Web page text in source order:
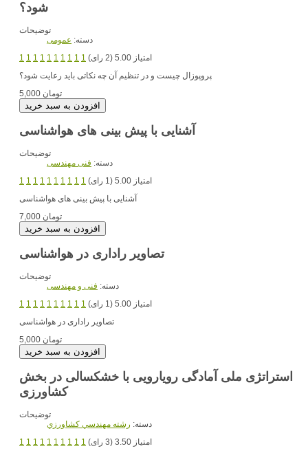
شود؟
توضیحات
دسته: عمومی
1 1 1 1 1 1 1 1 1 1
امتیاز 5.00 (2 رای)
پروپوزال چیست و در تنظیم آن چه نکاتی باید رعایت شود؟
5,000 تومان
آشنایی با پیش بینی های هواشناسی
توضیحات
دسته: فنی مهندسی
1 1 1 1 1 1 1 1 1 1
امتیاز 5.00 (1 رای)
آشنایی با پیش بینی های هواشناسی
7,000 تومان
تصاویر راداری در هواشناسی
توضیحات
دسته: فنی و مهندسی
1 1 1 1 1 1 1 1 1 1
امتیاز 5.00 (1 رای)
5,000 تومان
استراتژی ملی آمادگی رویارویی با خشکسالی در بخش
کشاورزی
توضیحات
دسته: رشته مهندسي کشاورزي
1 1 1 1 1 1 1 1 1 1
امتیاز 3.50 (3 رای)